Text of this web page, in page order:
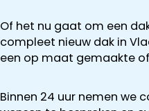
Of het nu gaat om een
compleet nieuw dak in
een op maat gemaakte
Binnen 24 uur nemen we